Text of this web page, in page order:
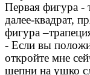
Первая фигура -
далее-квадрат,
фигура
- Если вы
откройте мне
шепни на ушко